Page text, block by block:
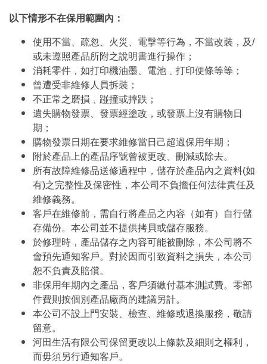
以下情形不在保用範圍內：
使用不當、疏忽、火災、電擊等行為，不當改裝，及/
或未遵照產品所附之說明書進行操作；
消耗零件，如打印機油墨、電池﹑打印便條等等；
曾遭受非維修人員拆裝；
不正常之磨損﹑踫撞或摔跌；
遺失購物發票、發票經塗改，或發票上沒有購物日
期；
購物發票日期在要求維修當日己超過保用年期；
附於產品上的產品序號曾被更改、刪減或除去。
所有故障維修品送修過程中，儲存於產品內之資料(如
有)之完整性及保密性，本公司不負擔任何法律責任及
維修義務。
客戶在維修前，需自行將產品之內容（如有）自行儲
存備份。本公司並不提供拷貝或儲存服務。
於修理時，產品儲存之內容可能被刪除，本公司將不
會預先通知客戶。對於因而引致資料之損失，本公司
恕不負責及賠償。
非保用年期內之產品，客戶須繳付基本測試費。零部
件費則按個別產品廠商的建議另計。
本公司不設上門安裝、檢查、維修或退換服務，敬請
留意。
河田生活有限公司保留更改以上條款及細則之權利，
而毋須另行通知客戶。